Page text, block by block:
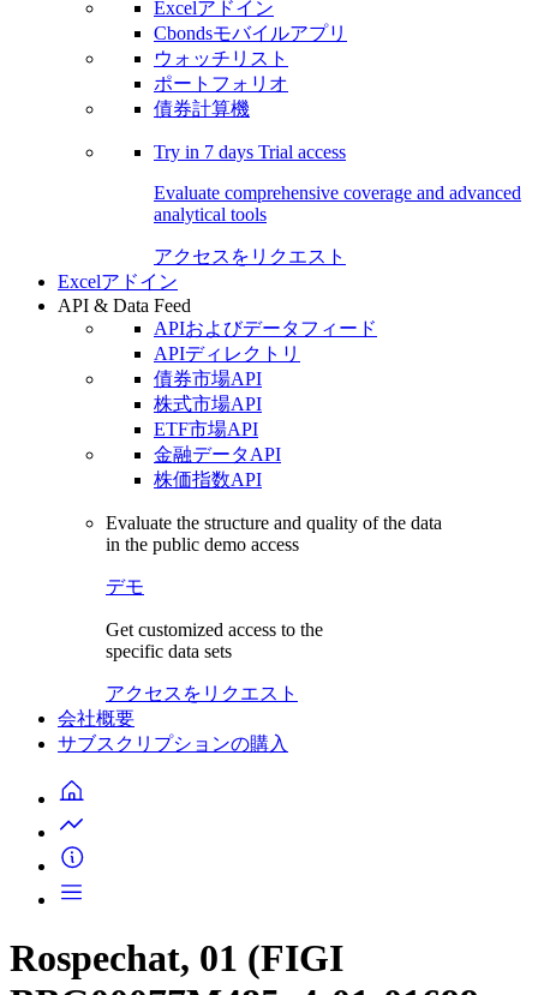
Excelアドイン
Cbondsモバイルアプリ
ウォッチリスト
ポートフォリオ
債券計算機
Try in 7 days Trial access
Evaluate comprehensive coverage and advanced
analytical tools
アクセスをリクエスト
Excelアドイン
API & Data Feed
APIおよびデータフィード
APIディレクトリ
債券市場API
株式市場API
ETF市場API
金融データAPI
株価指数API
Evaluate the structure and quality of the data
in the public demo access
デモ
Get customized access to the
specific data sets
アクセスをリクエスト
会社概要
サブスクリプションの購入
Rospechat, 01 (FIGI